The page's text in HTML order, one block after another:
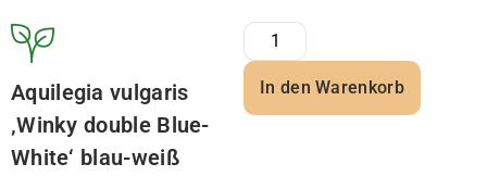
Aquilegia vulgaris
‚Winky double Blue-
White‘ blau-weiß
In den Warenkorb